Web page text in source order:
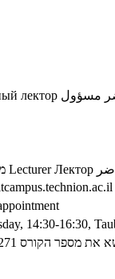
лектор مسؤول
Lecturer Лектор
14:30-16:30,
מספר הקורס 236271